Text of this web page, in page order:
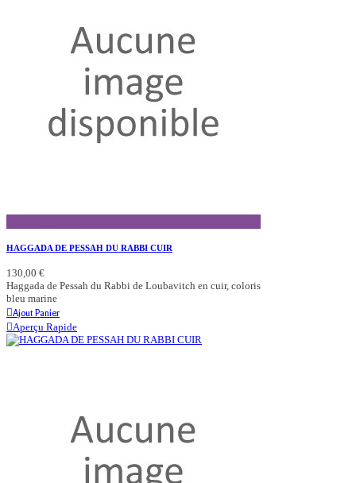
HAGGADA DE PESSAH DU RABBI CUIR
130,00 €
Haggada de Pessah du Rabbi de Loubavitch en cuir, coloris
bleu marine
Ajout Panier
Aperçu Rapide